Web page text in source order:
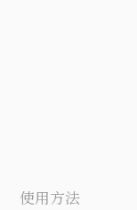
使用方法